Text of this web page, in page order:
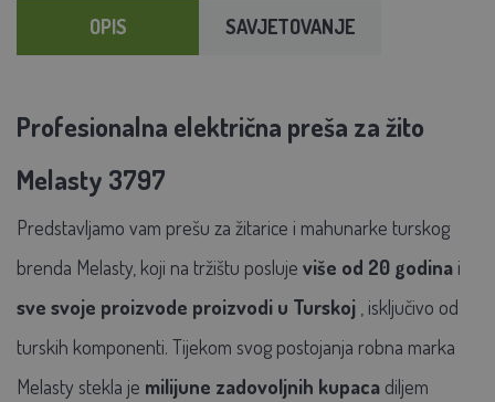
OPIS SAVJETOVANJE
Profesionalna električna preša za žito
Melasty 3797
Predstavljamo vam prešu za žitarice i mahunarke turskog
brenda Melasty, koji na tržištu posluje više od 20 godina i
sve svoje proizvode proizvodi u Turskoj , isključivo od
turskih komponenti. Tijekom svog postojanja robna marka
Melasty stekla je milijune zadovoljnih kupaca diljem